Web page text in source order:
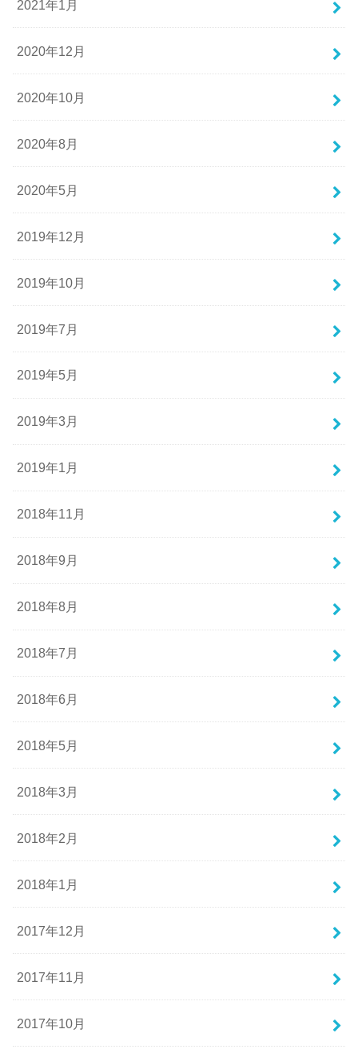
2021年1月
2020年12月
2020年10月
2020年8月
2020年5月
2019年12月
2019年10月
2019年7月
2019年5月
2019年3月
2019年1月
2018年11月
2018年9月
2018年8月
2018年7月
2018年6月
2018年5月
2018年3月
2018年2月
2018年1月
2017年12月
2017年11月
2017年10月